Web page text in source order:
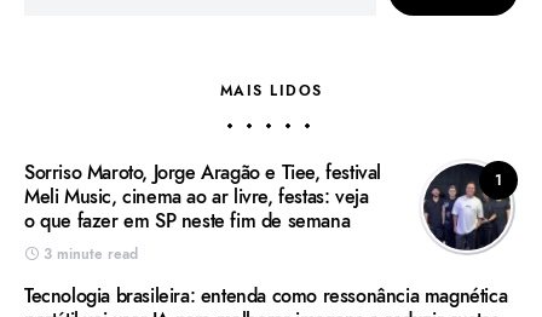
MAIS LIDOS
1
Sorriso Maroto, Jorge Aragão e Tiee, festival
Meli Music, cinema ao ar livre, festas: veja
o que fazer em SP neste fim de semana
3 minute read
Tecnologia brasileira: entenda como ressonância magnética